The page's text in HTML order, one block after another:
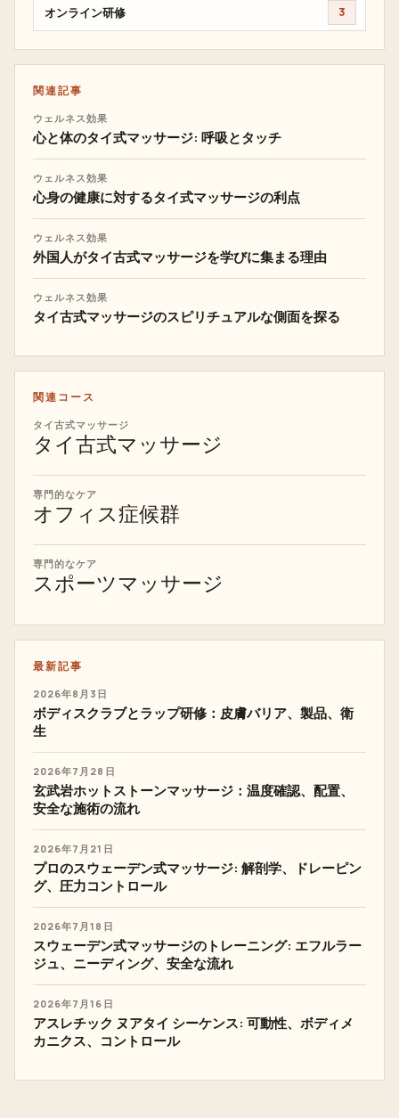
オンライン研修 3
関連記事
ウェルネス効果
心と体のタイ式マッサージ: 呼吸とタッチ
ウェルネス効果
心身の健康に対するタイ式マッサージの利点
ウェルネス効果
外国人がタイ古式マッサージを学びに集まる理由
ウェルネス効果
タイ古式マッサージのスピリチュアルな側面を探る
関連コース
タイ古式マッサージ
タイ古式マッサージ
専門的なケア
オフィス症候群
専門的なケア
スポーツマッサージ
最新記事
2026年8月3日
ボディスクラブとラップ研修：皮膚バリア、製品、衛
生
2026年7月28日
玄武岩ホットストーンマッサージ：温度確認、配置、
安全な施術の流れ
2026年7月21日
プロのスウェーデン式マッサージ: 解剖学、ドレーピン
グ、圧力コントロール
2026年7月18日
スウェーデン式マッサージのトレーニング: エフルラー
ジュ、ニーディング、安全な流れ
2026年7月16日
アスレチック ヌアタイ シーケンス: 可動性、ボディメ
カニクス、コントロール